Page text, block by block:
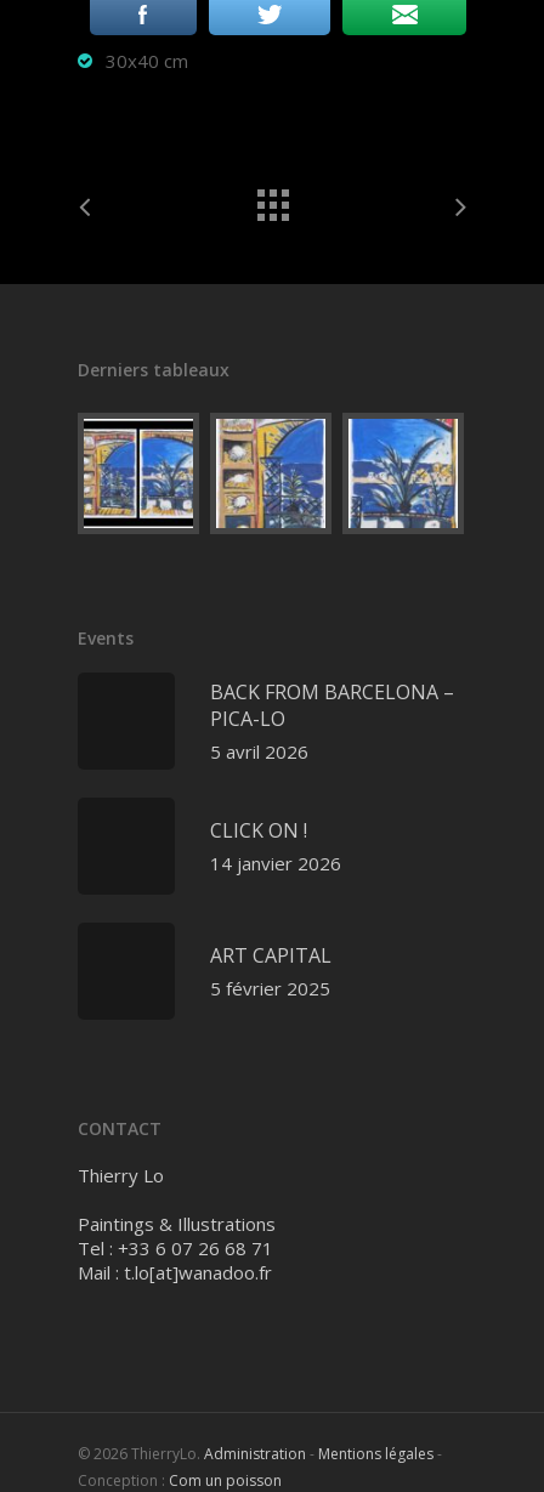
30x40 cm
Derniers tableaux
Events
BACK FROM BARCELONA –
PICA-LO
5 avril 2026
CLICK ON !
14 janvier 2026
ART CAPITAL
5 février 2025
CONTACT
Thierry Lo
Paintings & Illustrations
Tel : +33 6 07 26 68 71
Mail : t.lo[at]wanadoo.fr
© 2026 ThierryLo. Administration - Mentions légales-
Conception : Com un poisson